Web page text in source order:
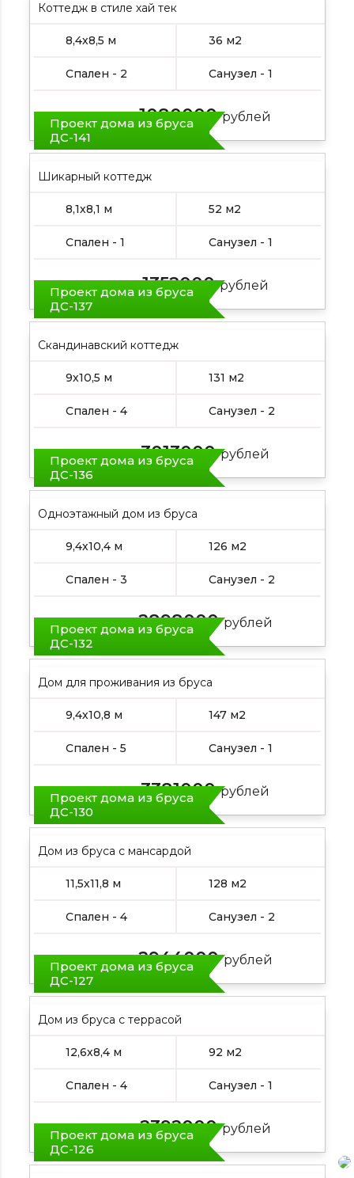
Коттедж в стиле хай тек
8,4х8,5 м 36 м2
Спален - 2 Санузел - 1
Цена от: 1080000рублей
Проект дома из бруса
ДС-141
Шикарный коттедж
8,1х8,1 м 52 м2
Спален - 1 Санузел - 1
Цена от: 1352000рублей
Проект дома из бруса
ДС-137
Скандинавский коттедж
9х10,5 м 131 м2
Спален - 4 Санузел - 2
Цена от: 3013000рублей
Проект дома из бруса
ДС-136
Одноэтажный дом из бруса
9,4х10,4 м 126 м2
Спален - 3 Санузел - 2
Цена от: 2898000рублей
Проект дома из бруса
ДС-132
Дом для проживания из бруса
9,4х10,8 м 147 м2
Спален - 5 Санузел - 1
Цена от: 3381000рублей
Проект дома из бруса
ДС-130
Дом из бруса с мансардой
11,5х11,8 м 128 м2
Спален - 4 Санузел - 2
Цена от: 2944000рублей
Проект дома из бруса
ДС-127
Дом из бруса с террасой
12,6х8,4 м 92 м2
Спален - 4 Санузел - 1
Цена от: 2392000рублей
Проект дома из бруса
ДС-126